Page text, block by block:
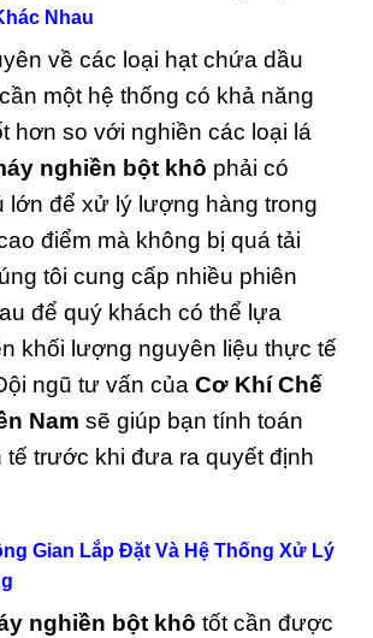
Nhau
về các loại hạt chứa dầu
một hệ thống có khả năng
hơn so với nghiền các loại lá
nghiền bột khô phải có
lớn để xử lý lượng hàng trong
điểm mà không bị quá tải
tôi cung cấp nhiều phiên
để quý khách có thể lựa
khối lượng nguyên liệu thực tế
ngũ tư vấn của Cơ Khí Chế
Nam sẽ giúp bạn tính toán
tế trước khi đưa ra quyết định
Gian Lắp Đặt Và Hệ Thống Xử Lý
nghiền bột khô tốt cần được